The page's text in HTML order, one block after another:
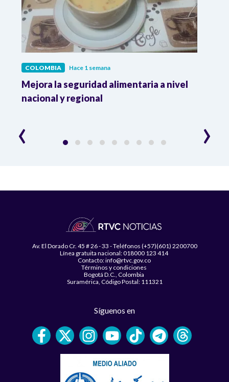
COLOMBIA Hace 1 semana
Mejora la seguridad alimentaria a nivel
nacional y regional
‹ ›
Av. El Dorado Cr. 45 # 26 - 33 - Teléfonos (+57)(601) 2200700
Línea gratuita nacional: 018000 123 414
Contacto: info@rtvc.gov.co
Términos y condiciones
Bogotá D.C., Colombia
Suramérica, Código Postal: 111321
Síguenos en